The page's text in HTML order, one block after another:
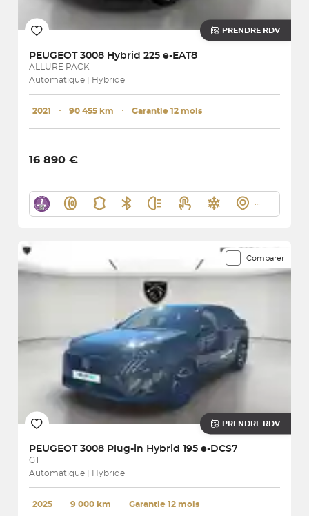
PRENDRE RDV
PEUGEOT 3008 Hybrid 225 e-EAT8
ALLURE PACK
Automatique | Hybride
2021 ･ 90 455 km ･ Garantie 12 mois
16 890 €
Comparer
PRENDRE RDV
PEUGEOT 3008 Plug-in Hybrid 195 e-DCS7
GT
Automatique | Hybride
2025 ･ 9 000 km ･ Garantie 12 mois